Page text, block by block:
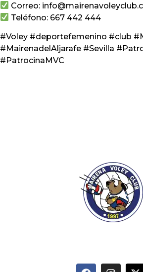
Correo:
Teléfono: 667 442 444
#Voley #deportefemenino #club
#MairenadelAljarafe #Sevilla
#PatrocinaMVC